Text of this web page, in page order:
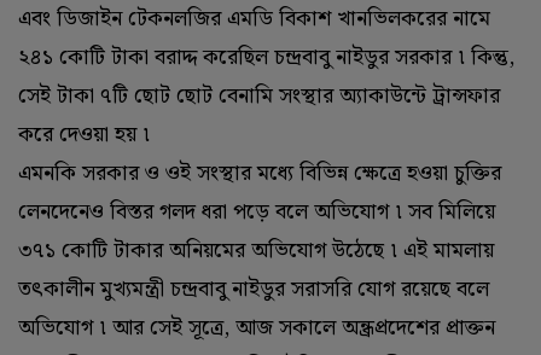
এবং ডিজাইন টেকনলজির এমডি বিকাশ খানভিলকরের নামে
২৪১ কোটি টাকা বরাদ্দ করেছিল চন্দ্রবাবু নাইডুর সরকার ৷ কিন্তু,
সেই টাকা ৭টি ছোট ছোট বেনামি সংস্থার অ্যাকাউন্টে ট্রান্সফার
করে দেওয়া হয় ৷
এমনকি সরকার ও ওই সংস্থার মধ্যে বিভিন্ন ক্ষেত্রে হওয়া চুক্তির
লেনদেনেও বিস্তর গলদ ধরা পড়ে বলে অভিযোগ ৷ সব মিলিয়ে
৩৭১ কোটি টাকার অনিয়মের অভিযোগ উঠেছে ৷ এই মামলায়
তৎকালীন মুখ্যমন্ত্রী চন্দ্রবাবু নাইডুর সরাসরি যোগ রয়েছে বলে
অভিযোগ ৷ আর সেই সূত্রে, আজ সকালে অন্ধ্রপ্রদেশের প্রাক্তন